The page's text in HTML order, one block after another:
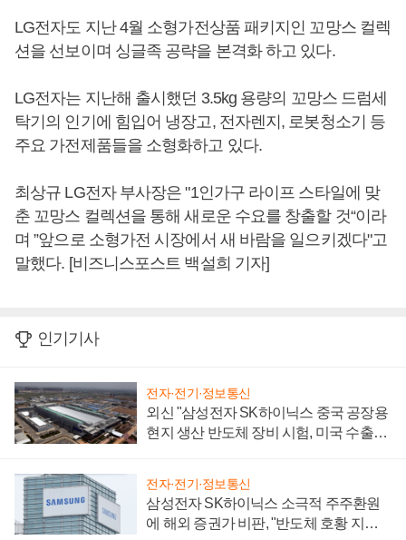
LG전자도 지난 4월 소형가전상품 패키지인 꼬망스 컬렉
션을 선보이며 싱글족 공략을 본격화 하고 있다.
LG전자는 지난해 출시했던 3.5kg 용량의 꼬망스 드럼세
탁기의 인기에 힘입어 냉장고, 전자렌지, 로봇청소기 등
주요 가전제품들을 소형화하고 있다.
최상규 LG전자 부사장은 "1인가구 라이프 스타일에 맞
춘 꼬망스 컬렉션을 통해 새로운 수요를 창출할 것“이라
며 ”앞으로 소형가전 시장에서 새 바람을 일으키겠다"고
말했다. [비즈니스포스트 백설희 기자]
인기기사
전자·전기·정보통신
외신 "삼성전자 SK하이닉스 중국 공장용
현지 생산 반도체 장비 시험, 미국 수출통
전자·전기·정보통신
삼성전자 SK하이닉스 소극적 주주환원
에 해외 증권가 비판, "반도체 호황 지속